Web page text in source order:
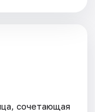
сочетающая